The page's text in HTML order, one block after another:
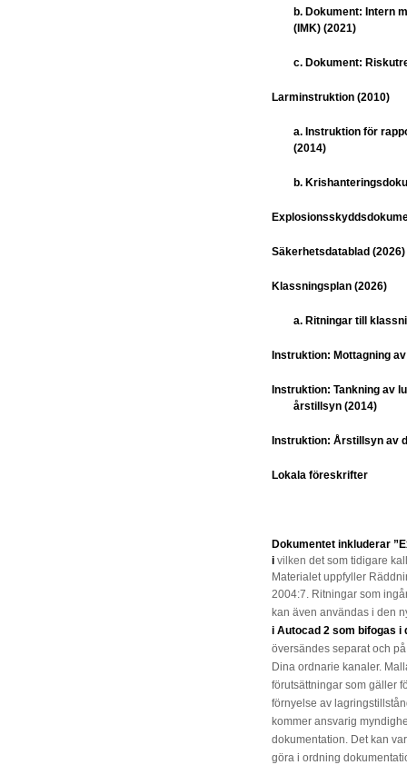
b. Dokument: Intern
(IMK) (2021)
c. Dokument:
Larminstruktion (2010)
a. Instruktion för
(2014)
b.
Säkerhetsdatablad (2026)
Klassningsplan (2026)
a. Ritningar till
Instruktion: Mottagning
Instruktion: Tankning av
årstillsyn (2014)
Instruktion: Årstillsyn av
Lokala föreskrifter
Dokumentet inkluderar
i vilken det som tidigare
Materialet uppfyller
2004:7. Ritningar som
kan även användas i den
i Autocad 2 som bifogas i
översändes separat och
Dina ordnarie kanaler.
förutsättningar som gäller
förnyelse av
kommer ansvarig
dokumentation. Det kan
göra i ordning